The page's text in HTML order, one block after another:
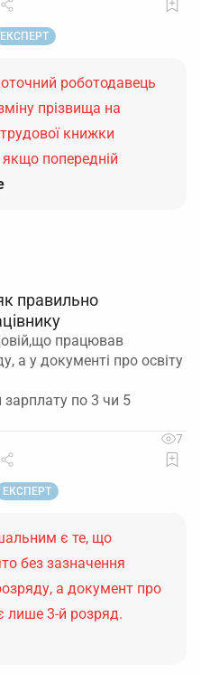
ЕКСПЕРТ
роботодавець
прізвища на
трудової книжки
якщо попередній
правильно
працював
а у документі про освіту
по 3 чи 5
7
ЕКСПЕРТ
є те, що
без зазначення
а документ про
лише 3-й розряд.